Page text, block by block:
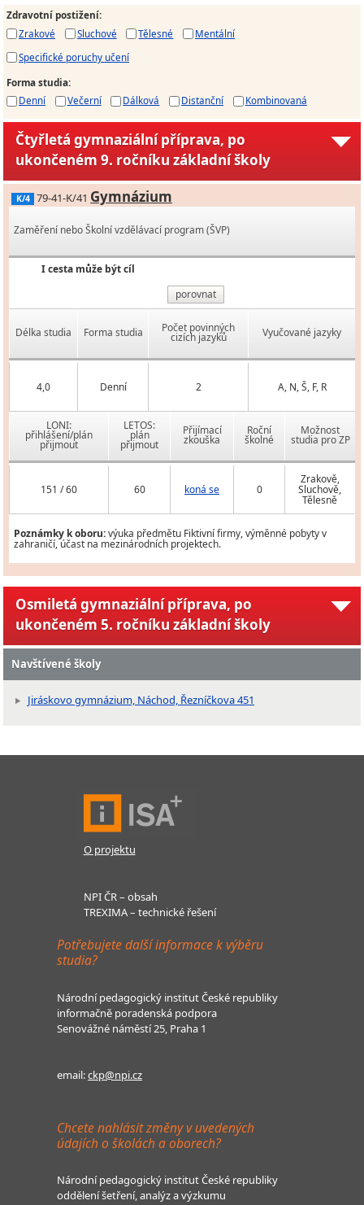
Zdravotní postižení:
Zrakové
Sluchové Tělesné
Mentální
Specifické poruchy učení
Forma studia:
Denní
Večerní Dálková Distanční Kombinovaná
Čtyřletá gymnaziální příprava, po
ukončeném 9. ročníku základní školy
K/4 79-41-K/41 Gymnázium
Zaměření nebo Školní vzdělávací program (ŠVP)
I cesta může být cíl
porovnat
Délka studia Forma studia Počet povinných
cizích jazyků Vyučované jazyky
4,0 Denní 2 A, N, Š, F, R
LONI:
přihlášení/plán
přijmout
LETOS:
plán
přijmout
Přijímací
zkouška
Roční
školné
Možnost
studia pro ZP
151 / 60 60 koná se 0
Zrakově,
Sluchově,
Tělesně
Poznámky k oboru:výuka předmětu Fiktivní firmy, výměnné pobyty v
zahraničí, účast na mezinárodních projektech.
Osmiletá gymnaziální příprava, po
ukončeném 5. ročníku základní školy
Navštívené školy
Jiráskovo gymnázium, Náchod, Řezníčkova 451
O projektu
NPI ČR – obsah
TREXIMA – technické řešení
Potřebujete další informace k výběru
studia?
Národní pedagogický institut České republiky
informačně poradenská podpora
Senovážné náměstí 25, Praha 1
email:ckp@npi.cz
Chcete nahlásit změny v uvedených
údajích o školách a oborech?
Národní pedagogický institut České republiky
oddělení šetření, analýz a výzkumu